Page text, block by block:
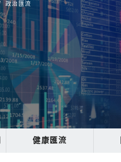
政治匯流
健康匯流